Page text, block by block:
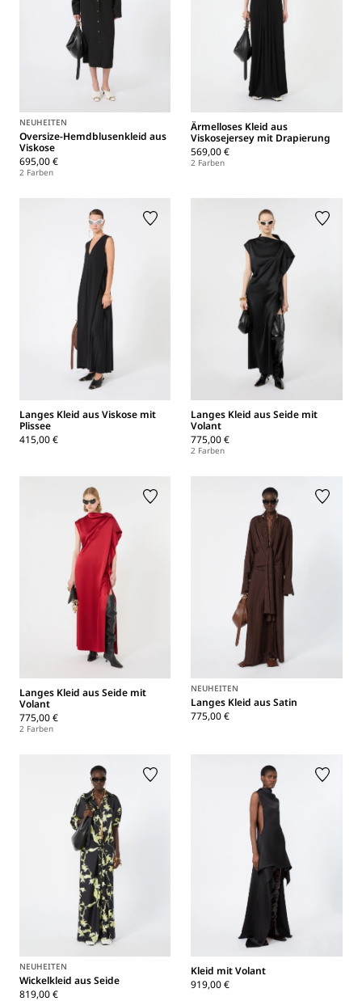
NEUHEITEN
Oversize-Hemdblusenkleid aus
Viskose
695,00 €
2 Farben
Ärmelloses Kleid aus
Viskosejersey mit Drapierung
569,00 €
2 Farben
Langes Kleid aus Viskose mit
Plissee
415,00 €
Langes Kleid aus Seide mit
Volant
775,00 €
2 Farben
Langes Kleid aus Seide mit
Volant
775,00 €
2 Farben
NEUHEITEN
Langes Kleid aus Satin
775,00 €
NEUHEITEN
Wickelkleid aus Seide
819,00 €
Kleid mit Volant
919,00 €